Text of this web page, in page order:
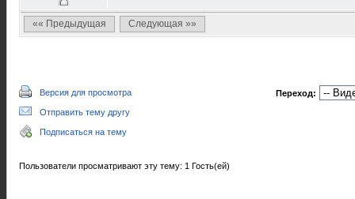
«« Предыдущая Следующая »»
Версия для просмотра
Отправить тему другу
Подписаться на тему
Переход:
Пользователи просматривают эту тему: 1 Гость(ей)